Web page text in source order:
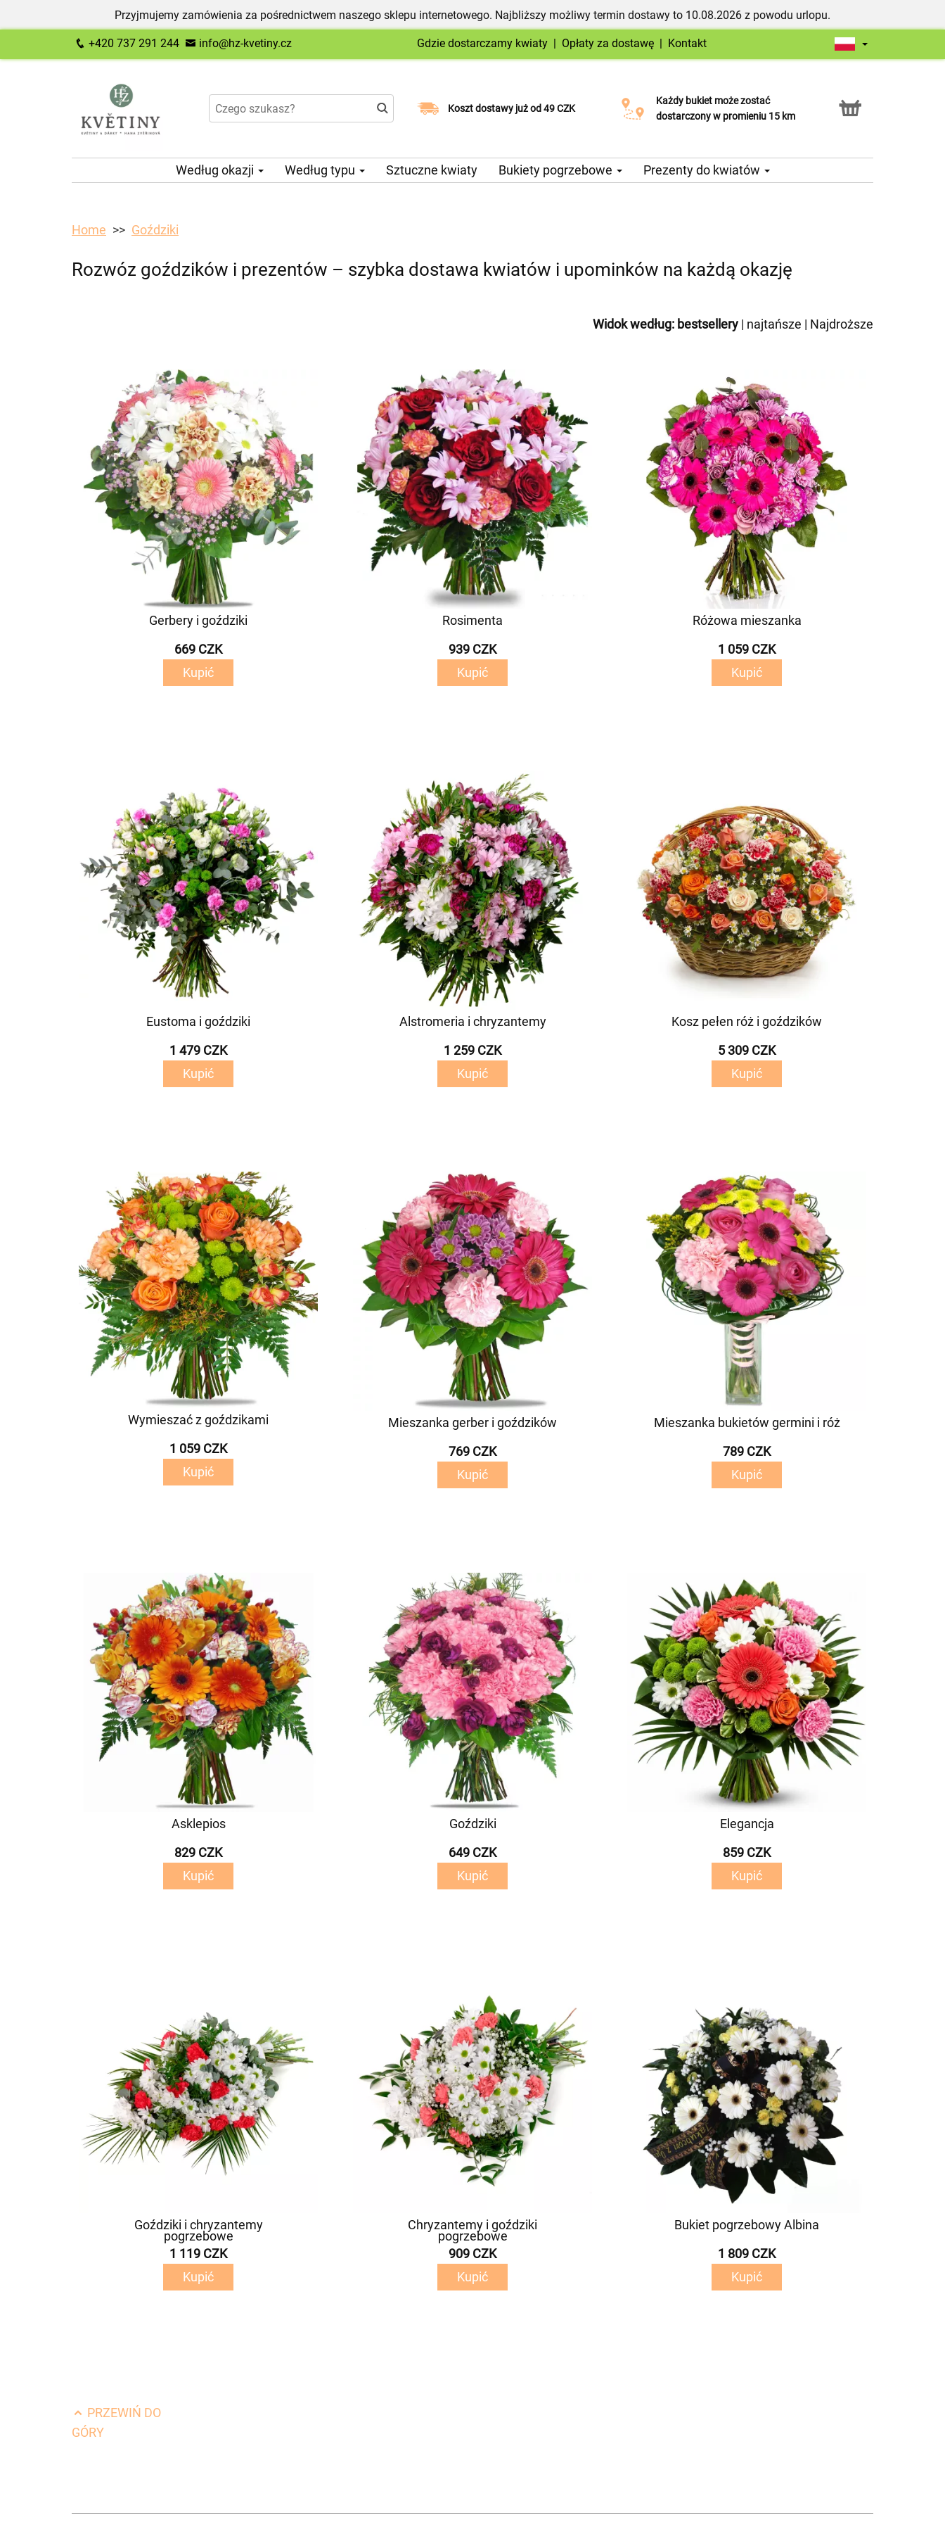
Przyjmujemy zamówienia za pośrednictwem naszego sklepu internetowego. Najbliższy możliwy termin dostawy to 10.08.2026 z powodu urlopu.
+420 737 291 244 info@hz-kvetiny.cz Gdzie dostarczamy kwiaty | Opłaty za dostawę | Kontakt
Koszt dostawy już od 49 CZK
Wybierz datę dostawy
Każdy bukiet może zostać
dostarczony w promieniu 15 km
Usługa Click & Collect
Według okazji Według typu Sztuczne kwiaty Bukiety pogrzebowe Prezenty do kwiatów
Home Goździki
Rozwóz goździków i prezentów – szybka dostawa kwiatów i upominków na każdą okazję
Widok według: bestsellery | najtańsze | Najdroższe
Gerbery i goździki
669 CZK
Kupić
Rosimenta
939 CZK
Kupić
Różowa mieszanka
1 059 CZK
Kupić
Eustoma i goździki
1 479 CZK
Kupić
Alstromeria i chryzantemy
1 259 CZK
Kupić
Kosz pełen róż i goździków
5 309 CZK
Kupić
Wymieszać z goździkami
1 059 CZK
Kupić
Mieszanka gerber i goździków
769 CZK
Kupić
Mieszanka bukietów germini i róż
789 CZK
Kupić
Asklepios
829 CZK
Kupić
Goździki
649 CZK
Kupić
Elegancja
859 CZK
Kupić
Goździki i chryzantemy
pogrzebowe
1 119 CZK
Kupić
Chryzantemy i goździki
pogrzebowe
909 CZK
Kupić
Bukiet pogrzebowy Albina
1 809 CZK
Kupić
PRZEWIŃ DO
GÓRY